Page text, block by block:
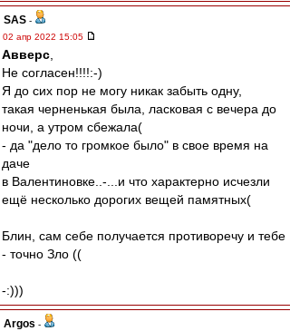
SAS -
02 апр 2022 15:05
Авверс
Не согласен!!!!:-)
Я до сих пор не могу никак забыть одну,
такая черненькая была, ласковая с вечера до
ночи, а утром сбежала(
- да "дело то громкое было" в свое время на
даче
в Валентиновке..-...и что характерно исчезли
ещё несколько дорогих вещей памятных(
Блин, сам себе получается противоречу и тебе
- точно Зло ((
-:)))
Argos -